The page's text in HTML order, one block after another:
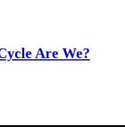
Are We?